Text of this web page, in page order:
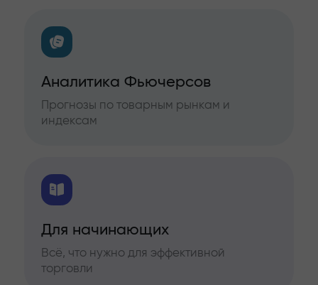
Аналитика Фьючерсов
Прогнозы по товарным рынкам и
индексам
Для начинающих
Всё, что нужно для эффективной
торговли